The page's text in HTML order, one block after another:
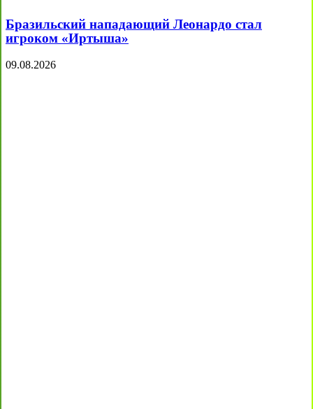
Бразильский нападающий Леонардо стал
игроком «Иртыша»
09.08.2026